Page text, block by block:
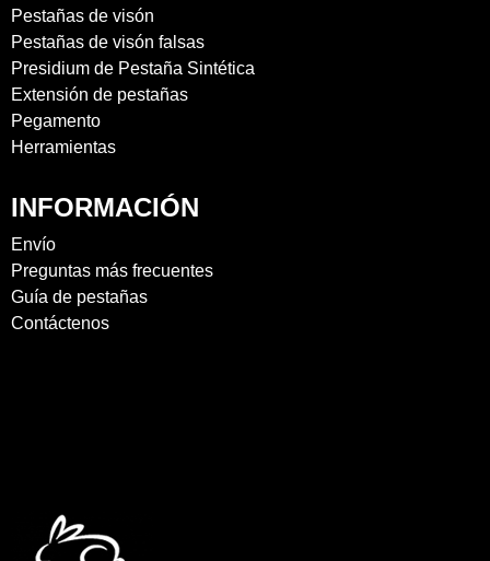
Pestañas de visón
Pestañas de visón falsas
Presidium de Pestaña Sintética
Extensión de pestañas
Pegamento
Herramientas
INFORMACIÓN
Envío
Preguntas más frecuentes
Guía de pestañas
Contáctenos